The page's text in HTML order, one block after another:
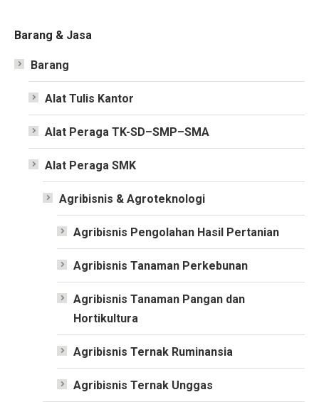
Barang & Jasa
Barang
Alat Tulis Kantor
Alat Peraga TK-SD–SMP–SMA
Alat Peraga SMK
Agribisnis & Agroteknologi
Agribisnis Pengolahan Hasil Pertanian
Agribisnis Tanaman Perkebunan
Agribisnis Tanaman Pangan dan
Hortikultura
Agribisnis Ternak Ruminansia
Agribisnis Ternak Unggas